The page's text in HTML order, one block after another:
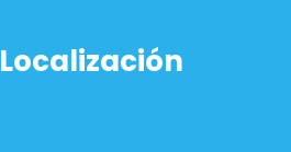
Localización